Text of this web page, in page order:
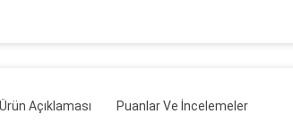
Ürün Açıklaması Puanlar Ve İncelemeler